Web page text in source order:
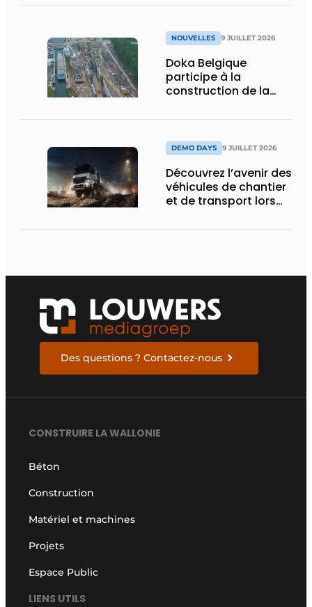
NOUVELLES 9 JUILLET 2026
Doka Belgique
participe à la
construction de la
DEMO DAYS 9 JUILLET 2026
Découvrez l’avenir des
véhicules de chantier
et de transport lors
Des questions ? Contactez-nous
CONSTRUIRE LA WALLONIE
Béton
Construction
Matériel et machines
Projets
Espace Public
LIENS UTILS